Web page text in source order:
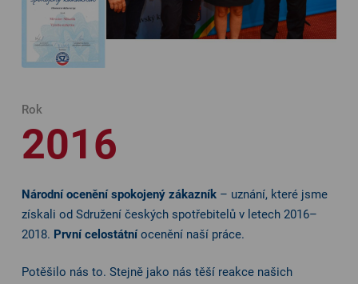
Rok
2016
Národní ocenění spokojený zákazník – uznání, které jsme
získali od Sdružení českých spotřebitelů v letech 2016–
2018. První celostátníocenění naší práce.
Potěšilo nás to. Stejně jako nás těší reakce našich